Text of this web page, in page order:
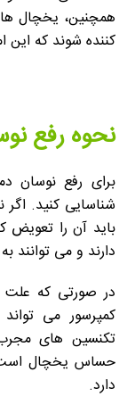
همچنین، یخچال
کننده شوند که این
نحوه رفع
برای رفع نوسان
شناسایی کنید.
باید آن را تعویض
دارند و می توانند
در صورتی که علت
کمپرسور می
تکنسین های مجرب
حساس یخچال
دارد.